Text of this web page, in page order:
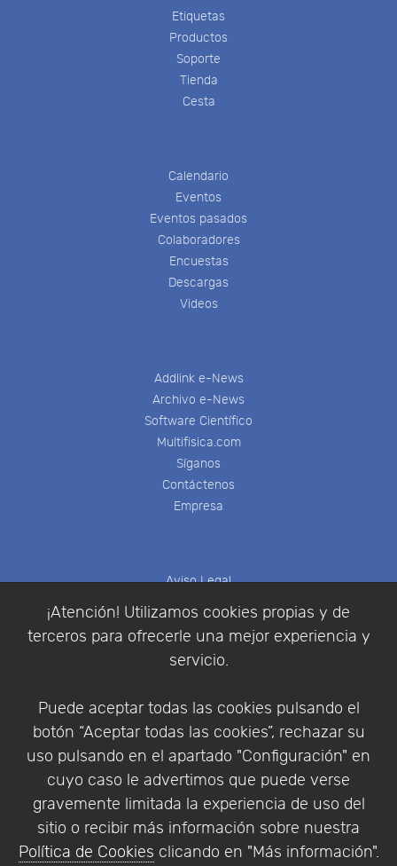
¡Atención! Utilizamos cookies propias y de
terceros para ofrecerle una mejor experiencia y
servicio.
Puede aceptar todas las cookies pulsando el
botón “Aceptar todas las cookies”, rechazar su
uso pulsando en el apartado "Configuración" en
cuyo caso le advertimos que puede verse
gravemente limitada la experiencia de uso del
sitio o recibir más información sobre nuestra
Política de Cookies clicando en "Más información".
Etiquetas
Productos
Soporte
Tienda
Cesta
Calendario
Eventos
Eventos pasados
Colaboradores
Encuestas
Descargas
Videos
Addlink e-News
Archivo e-News
Software Científico
Multifisica.com
Síganos
Contáctenos
Empresa
Aviso Legal
Condiciones de compra
Identificarse
Empresa|Aviso Legal| Política de Privacidad |
Política de Cookies
© Copyright 1994 - 2026. Addlink Software